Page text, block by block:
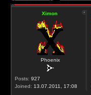
Ximon
Phoenix
Posts: 927
Joined: 13.07.2011, 17:08